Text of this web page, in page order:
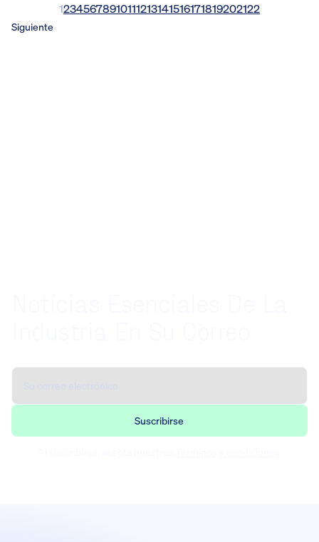
12345678910111213141516171819202122
Siguiente